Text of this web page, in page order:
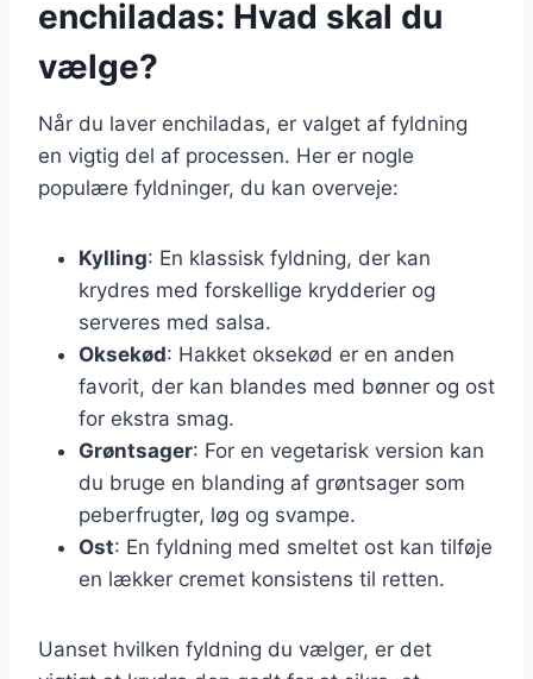
enchiladas: Hvad skal du
vælge?
Når du laver enchiladas, er valget af fyldning
en vigtig del af processen. Her er nogle
populære fyldninger, du kan overveje:
Kylling: En klassisk fyldning, der kan
krydres med forskellige krydderier og
serveres med salsa.
Oksekød: Hakket oksekød er en anden
favorit, der kan blandes med bønner og ost
for ekstra smag.
Grøntsager: For en vegetarisk version kan
du bruge en blanding af grøntsager som
peberfrugter, løg og svampe.
Ost: En fyldning med smeltet ost kan tilføje
en lækker cremet konsistens til retten.
Uanset hvilken fyldning du vælger, er det